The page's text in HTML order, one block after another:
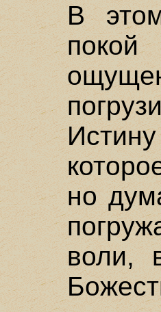
В
но
воли,